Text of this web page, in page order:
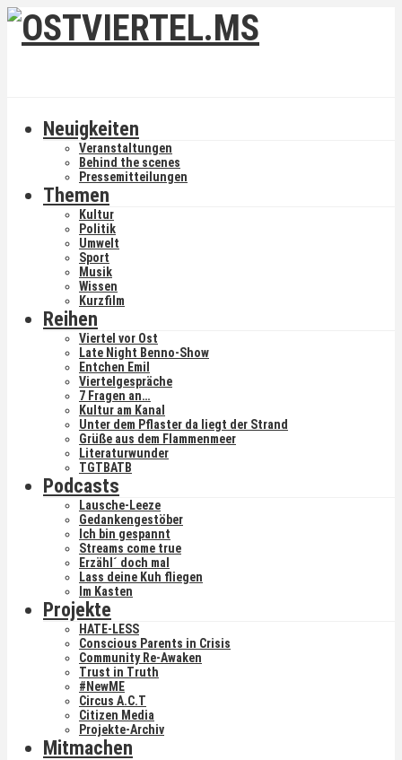
Neuigkeiten
Veranstaltungen
Behind the scenes
Pressemitteilungen
Themen
Kultur
Politik
Umwelt
Sport
Musik
Wissen
Kurzfilm
Reihen
Viertel vor Ost
Late Night Benno-Show
Entchen Emil
Viertelgespräche
7 Fragen an…
Kultur am Kanal
Unter dem Pflaster da liegt der Strand
Grüße aus dem Flammenmeer
Literaturwunder
TGTBATB
Podcasts
Lausche-Leeze
Gedankengestöber
Ich bin gespannt
Streams come true
Erzähl´ doch mal
Lass deine Kuh fliegen
Im Kasten
Projekte
HATE-LESS
Conscious Parents in Crisis
Community Re-Awaken
Trust in Truth
#NewME
Circus A.C.T
Citizen Media
Projekte-Archiv
Mitmachen